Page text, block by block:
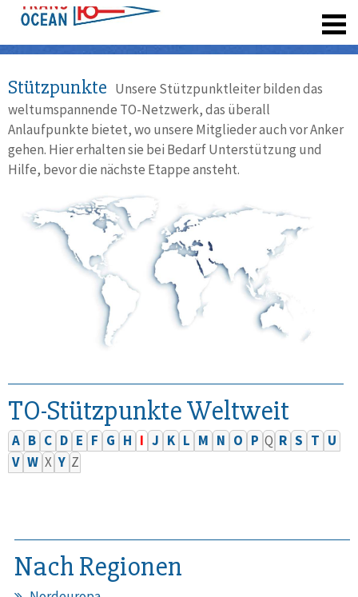
Stützpunkte Unsere Stützpunktleiter bilden das
weltumspannende TO-Netzwerk, das überall
Anlaufpunkte bietet, wo unsere Mitglieder auch vor Anker
gehen. Hier erhalten sie bei Bedarf Unterstützung und
Hilfe, bevor die nächste Etappe ansteht.
TO-Stützpunkte Weltweit
A B C D E F G H I J K L M N O P Q R S T U
V W X Y Z
Nach Regionen